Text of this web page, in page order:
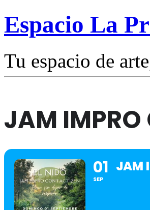
Espacio La
Tu espacio de
JAM IMPRO
01
SEP
JAM